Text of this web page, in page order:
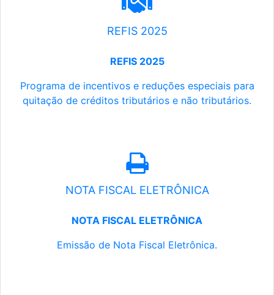
REFIS 2025
REFIS 2025
Programa de incentivos e reduções especiais para
quitação de créditos tributários e não tributários.
NOTA FISCAL ELETRÔNICA
NOTA FISCAL ELETRÔNICA
Emissão de Nota Fiscal Eletrônica.